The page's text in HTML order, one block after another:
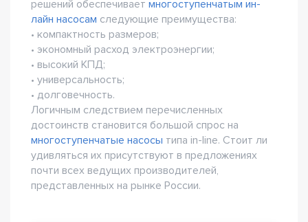
решений обеспечивает многоступенчатым ин-
лайн насосам следующие преимущества:
• компактность размеров;
• экономный расход электроэнергии;
• высокий КПД;
• универсальность;
• долговечность.
Логичным следствием перечисленных
достоинств становится большой спрос на
многоступенчатые насосы типа in-line. Стоит ли
удивляться их присутствуют в предложениях
почти всех ведущих производителей,
представленных на рынке России.